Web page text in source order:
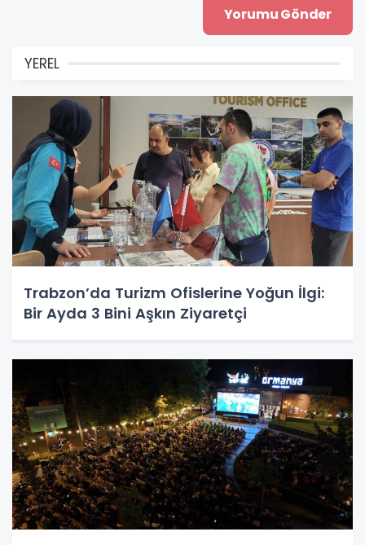
YEREL
Trabzon’da Turizm Ofislerine Yoğun İlgi:
Bir Ayda 3 Bini Aşkın Ziyaretçi